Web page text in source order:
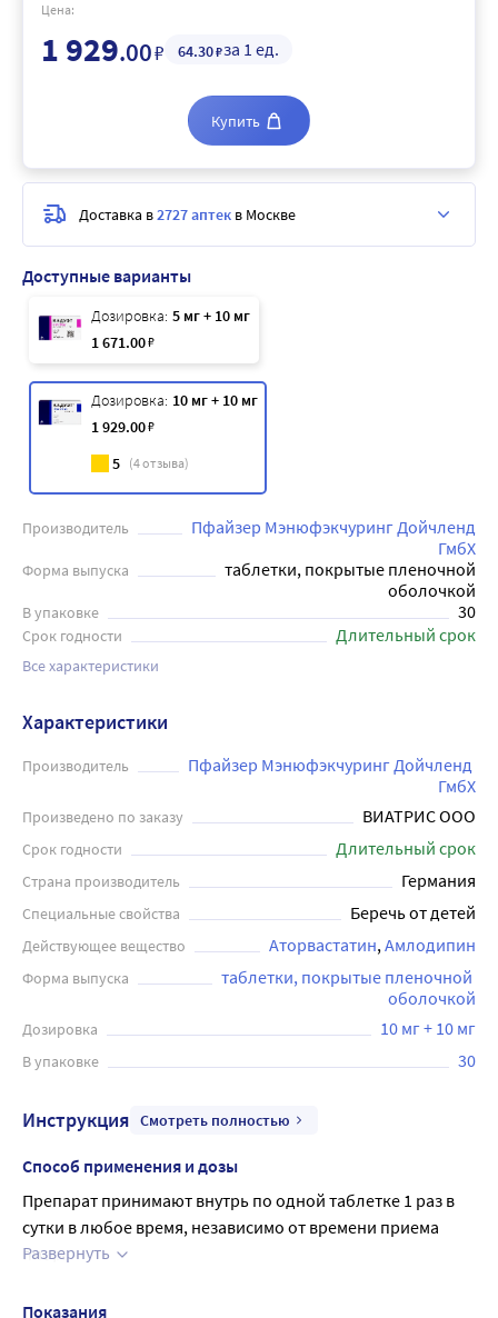
Доступные варианты
Дозировка: 5 мг + 10 мг
1 671.00₽
Дозировка: 10 мг + 10 мг
1 929.00₽
5 (4отзыва)
Производитель
Пфайзер Мэнюфэкчуринг Дойчленд
ГмбХ
Форма выпуска
таблетки, покрытые пленочной
оболочкой
В упаковке 30
Срок годности Длительный срок
Все характеристики
Цена:
1 929.00₽ 64.30₽за 1 ед.
Купить
Доставка в2727 аптек в Москве
Характеристики
Производитель
Пфайзер Мэнюфэкчуринг Дойчленд
ГмбХ
Произведено по заказу ВИАТРИС ООО
Срок годности Длительный срок
Страна производитель Германия
Специальные свойства Беречь от детей
Действующее вещество Аторвастатин Амлодипин
Форма выпуска
таблетки, покрытые пленочной
оболочкой
Дозировка 10 мг + 10 мг
В упаковке 30
Инструкция Смотреть полностью
Способ применения и дозы
Препарат принимают внутрь по одной таблетке 1 раз в
сутки в любое время, независимо от времени приема
пищи.
или 10 мг+10 мг (амлодипина и аторвастатина,
Развернуть
Показания